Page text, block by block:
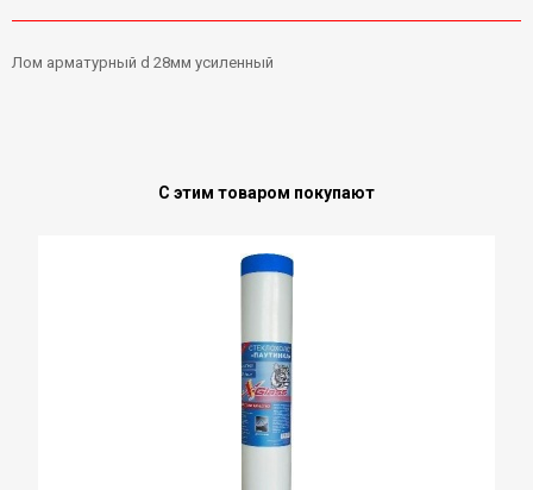
Лом арматурный d 28мм усиленный
С этим товаром покупают